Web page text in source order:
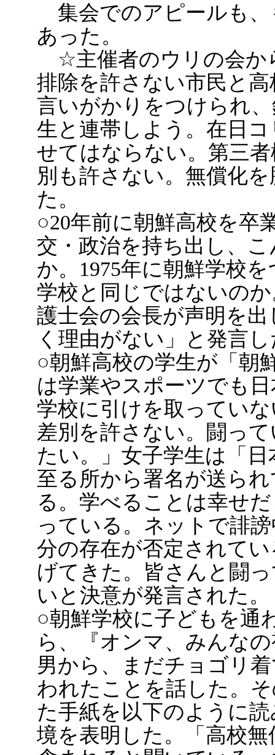
集会でのアピールも、
あった。
☆主催者のウリの会か
排除を許さない市民と
言いがかりをつけられ
生と連帯しよう。在日
せてはならない。第三
別も許さない。無償化
た。
○20年前に朝鮮高校を卒
交・政治を持ち出し、
か。1975年に朝鮮学校
学校と同じではないの
護士会の会長が声明を
く理由がない」と発言
○朝鮮高校の学生が「朝
は学業やスポーツでも
学校に引けを取ってい
差別を許さない。闘っ
たい。」女子学生は「日
至る所から署名が送ら
る。学べることは幸せ
っている。ネットで誹
分の存在が否定されて
げてきた。皆さんと闘
いと決意が発言された。
○朝鮮学校に子どもを通
ら、『オンマ、みんな
男から、まだチョゴリ
われたことを話した。
た手紙を以下のように
境を表明した。「高校